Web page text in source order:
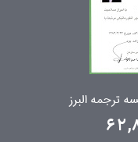
ترجمه البرز